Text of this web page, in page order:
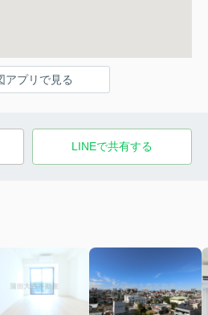
アプリで見る
LINEで共有する